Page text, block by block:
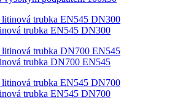
trubka EN545 DN300
trubka DN700 EN545
trubka EN545 DN700